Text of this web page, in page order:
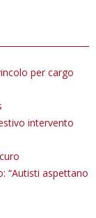
per cargo
intervento
“Autisti aspettano